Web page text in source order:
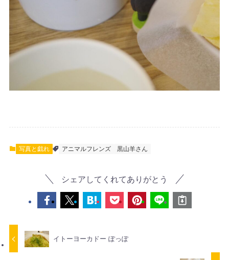
写真と戯れ アニマルフレンズ 黒山羊さん
シェアしてくれてありがとう
イトーヨーカドー ぽっぽ